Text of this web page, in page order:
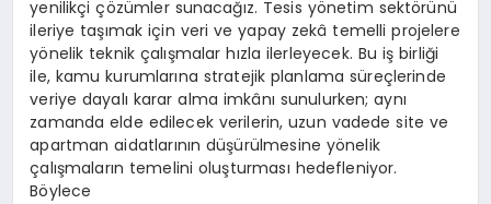
yenilikçi çözümler sunacağız. Tesis yönetim sektörünü
ileriye taşımak için veri ve yapay zekâ temelli projelere
yönelik teknik çalışmalar hızla ilerleyecek. Bu iş birliği
ile, kamu kurumlarına stratejik planlama süreçlerinde
veriye dayalı karar alma imkânı sunulurken; aynı
zamanda elde edilecek verilerin, uzun vadede site ve
apartman aidatlarının düşürülmesine yönelik
çalışmaların temelini oluşturması hedefleniyor.
Böylece